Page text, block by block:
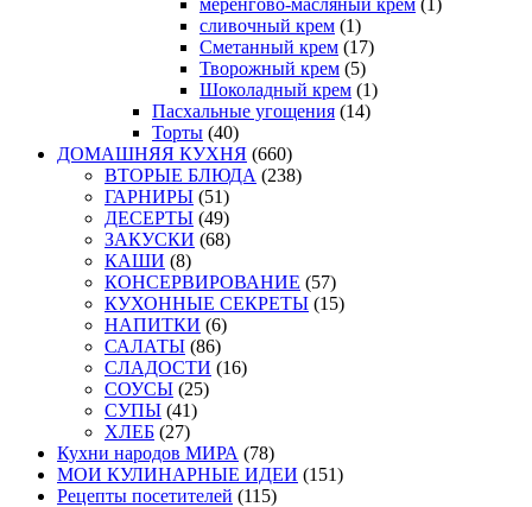
сливочный крем (1)
Сметанный крем (17)
Творожный крем (5)
Шоколадный крем (1)
Пасхальные угощения (14)
Торты (40)
ДОМАШНЯЯ КУХНЯ (660)
ВТОРЫЕ БЛЮДА (238)
ГАРНИРЫ (51)
ДЕСЕРТЫ (49)
ЗАКУСКИ (68)
КАШИ (8)
КОНСЕРВИРОВАНИЕ (57)
КУХОННЫЕ СЕКРЕТЫ (15)
НАПИТКИ (6)
САЛАТЫ (86)
СЛАДОСТИ (16)
СОУСЫ (25)
СУПЫ (41)
ХЛЕБ (27)
Кухни народов МИРА (78)
МОИ КУЛИНАРНЫЕ ИДЕИ (151)
Рецепты посетителей (115)